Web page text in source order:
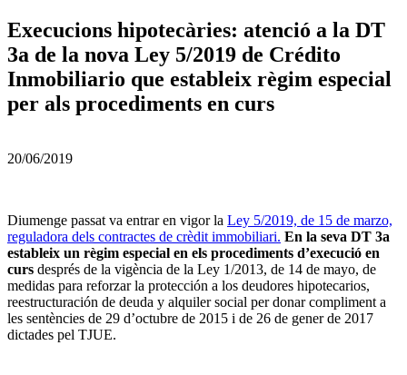
Execucions hipotecàries: atenció a la DT
3a de la nova Ley 5/2019 de Crédito
Inmobiliario que estableix règim especial
per als procediments en curs
20/06/2019
Diumenge passat va entrar en vigor la Ley 5/2019, de 15 de marzo,
reguladora dels contractes de crèdit immobiliari. En la seva DT 3a
estableix un règim especial en els procediments d’execució en
curs després de la vigència de la Ley 1/2013, de 14 de mayo, de
medidas para reforzar la protección a los deudores hipotecarios,
reestructuración de deuda y alquiler social per donar compliment a
les sentències de 29 d’octubre de 2015 i de 26 de gener de 2017
dictades pel TJUE.